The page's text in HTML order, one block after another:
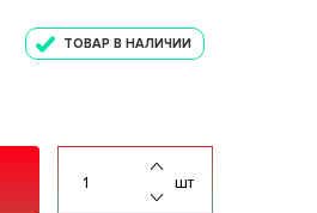
ТОВАР В НАЛИЧИИ
шт